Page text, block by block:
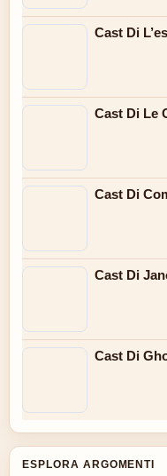
Cast Di
Cast Di Le
Cast Di
Cast Di
Cast Di
ESPLORA ARGOMENTI